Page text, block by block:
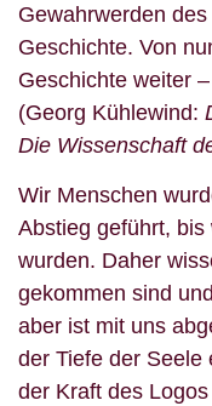
Gewahrwerden
Geschichte. Von
Geschichte weiter
(Georg Kühlewind:
Die Wissenschaft
Wir Menschen
Abstieg geführt,
wurden. Daher
gekommen sind
aber ist mit uns
der Tiefe der Seele
der Kraft des